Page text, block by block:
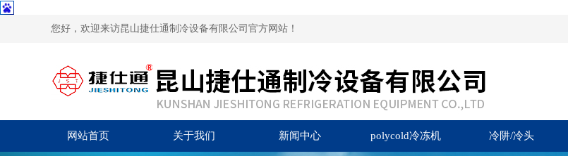
您好，欢迎来访昆山捷仕通制冷设备有限公司官方网站！
冷阱/冷头
polycold冷冻机
新闻中心
关于我们
网站首页